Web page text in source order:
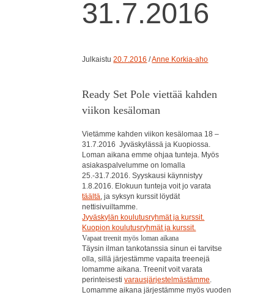
31.7.2016
Julkaistu20.7.2016 /Anne Korkia-aho
Ready Set Pole viettää kahden
viikon kesäloman
Vietämme kahden viikon kesälomaa 18 –
31.7.2016 Jyväskylässä ja Kuopiossa.
Loman aikana emme ohjaa tunteja. Myös
asiakaspalvelumme on lomalla
25.-31.7.2016. Syyskausi käynnistyy
1.8.2016. Elokuun tunteja voit jo varata
täältä, ja syksyn kurssit löydät
nettisivuiltamme.
Jyväskylän koulutusryhmät ja kurssit.
Kuopion koulutusryhmät ja kurssit.
Vapaat treenit myös loman aikana
Täysin ilman tankotanssia sinun ei tarvitse
olla, sillä järjestämme vapaita treenejä
lomamme aikana. Treenit voit varata
perinteisestivarausjärjestelmästämme.
Lomamme aikana järjestämme myös vuoden